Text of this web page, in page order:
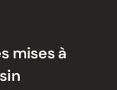
mises à